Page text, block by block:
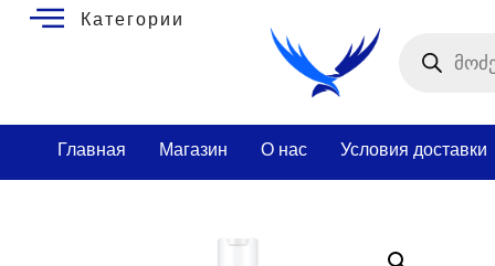
Категории
Главная Магазин О нас Условия доставки